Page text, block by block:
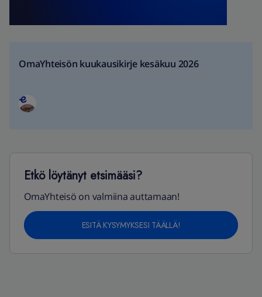
OmaYhteisön kuukausikirje kesäkuu 2026
Etkö löytänyt etsimääsi?
OmaYhteisö on valmiina auttamaan!
ESITÄ KYSYMYKSESI TÄÄLLÄ!